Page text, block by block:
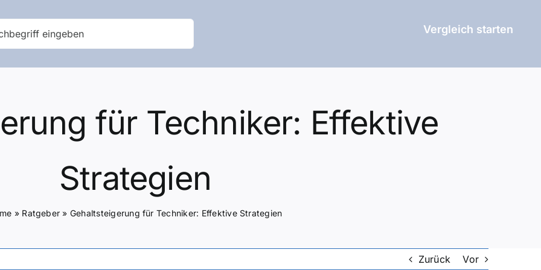
Vergleich starten
für Techniker: Effektive
Strategien
» Ratgeber » Gehaltsteigerung für Techniker: Effektive Strategien
Zurück Vor